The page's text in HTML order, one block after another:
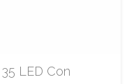
LED Con